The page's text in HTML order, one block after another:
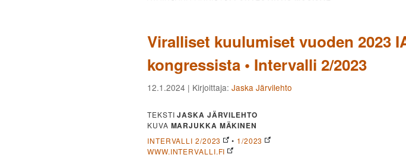
Viralliset kuulumiset vuoden 2023
kongressista • Intervalli 2/2023
12.1.2024 | Kirjoittaja: Jaska Järvilehto
TEKSTIJASKA JÄRVILEHTO
KUVA MARJUKKA MÄKINEN
INTERVALLI 2/2023 • 1/2023
WWW.INTERVALLI.FI